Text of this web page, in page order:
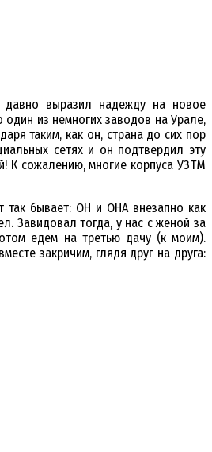
давно выразил надежду на новое
из немногих заводов на Урале,
таким, как он, страна до сих пор
сетях и он подтвердил эту
К сожалению, многие корпуса УЗТМ
так бывает: ОН и ОНА внезапно как
Завидовал тогда, у нас с женой за
едем на третью дачу (к моим).
закричим, глядя друг на друга: